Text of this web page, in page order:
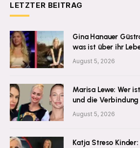
LETZTER BEITRAG
Gina Hanauer
was ist über ihr
August 5, 2026
Marisa Lewe: Wer
und die
August 5, 2026
Katja Streso